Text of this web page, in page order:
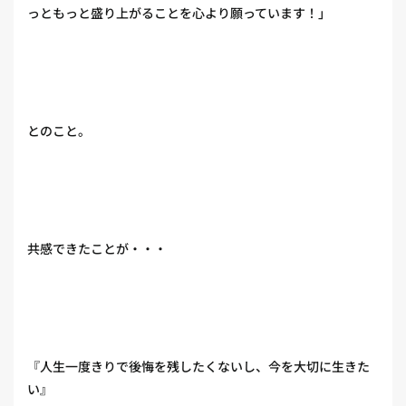
っともっと盛り上がることを心より願っています！」
とのこと。
共感できたことが・・・
『人生一度きりで後悔を残したくないし、今を大切に生きた
い』